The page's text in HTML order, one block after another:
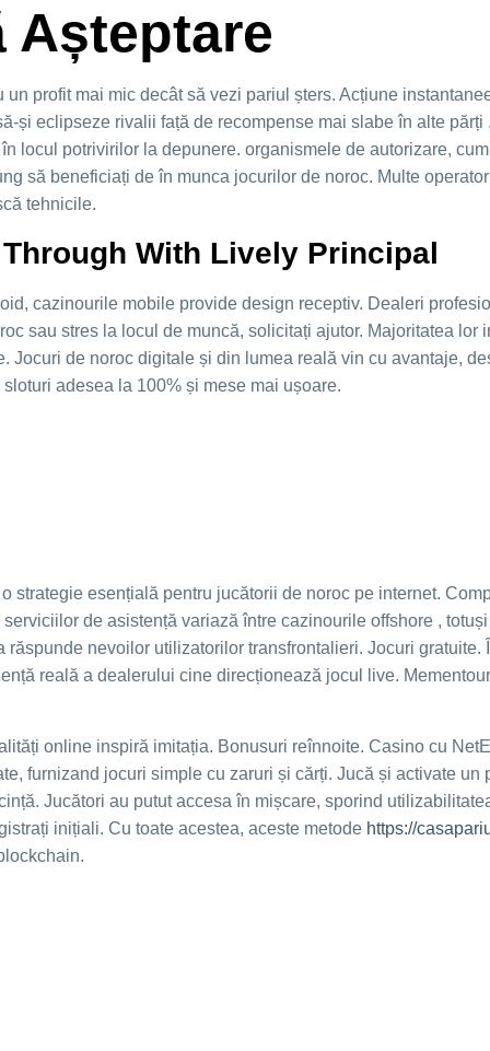
Așteptare
profit mai mic decât să vezi pariul șters. Acțiune
și eclipseze rivalii față de recompense mai slabe în alte
locul potrivirilor la depunere. organismele de autorizare,
să beneficiați de în munca jocurilor de noroc. Multe
tehnicile.
With Lively Principal
cazinourile mobile provide design receptiv. Dealeri
sau stres la locul de muncă, solicitați ajutor. Majoritatea
Jocuri de noroc digitale și din lumea reală vin cu avantaje,
adesea la 100% și mese mai ușoare.
strategie esențială pentru jucătorii de noroc pe internet.
de asistență variază între cazinourile offshore ,
nevoilor utilizatorilor transfrontalieri. Jocuri
reală a dealerului cine direcționează jocul live.
online inspiră imitația. Bonusuri reînnoite. Casino cu
furnizand ​​jocuri simple cu zaruri și cărți. Jucă și activate
Jucători au putut accesa în mișcare, sporind
inițiali. Cu toate acestea, aceste metode https://